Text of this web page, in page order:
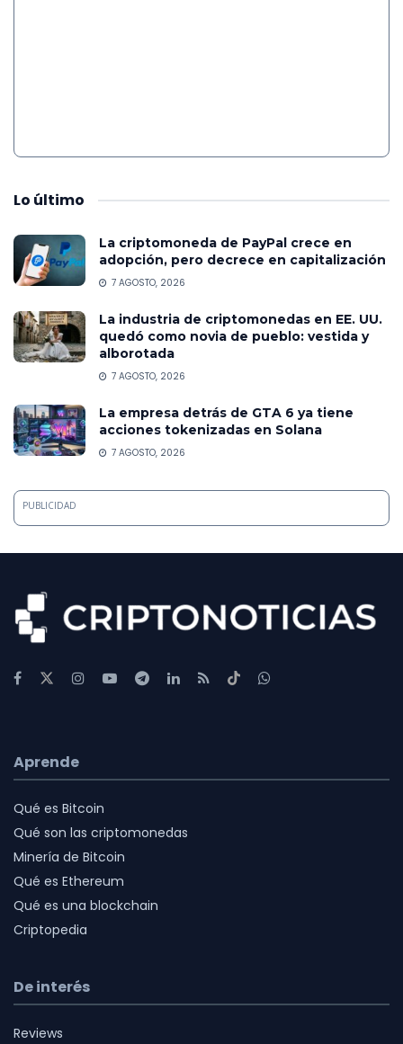
Lo último
La criptomoneda de PayPal crece en
adopción, pero decrece en capitalización
7 AGOSTO, 2026
La industria de criptomonedas en EE. UU.
quedó como novia de pueblo: vestida y
alborotada
7 AGOSTO, 2026
La empresa detrás de GTA 6 ya tiene
acciones tokenizadas en Solana
7 AGOSTO, 2026
PUBLICIDAD
Aprende
Qué es Bitcoin
Qué son las criptomonedas
Minería de Bitcoin
Qué es Ethereum
Qué es una blockchain
Criptopedia
De interés
Reviews